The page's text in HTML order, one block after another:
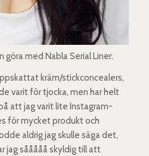
göra med Nabla Serial Liner.
kräm/stickconcealers,
varit för tjocka, men har helt
att jag varit lite Instagram-
för mycket produkt och
aldrig jag skulle säga det,
jag sååååå skyldig till att